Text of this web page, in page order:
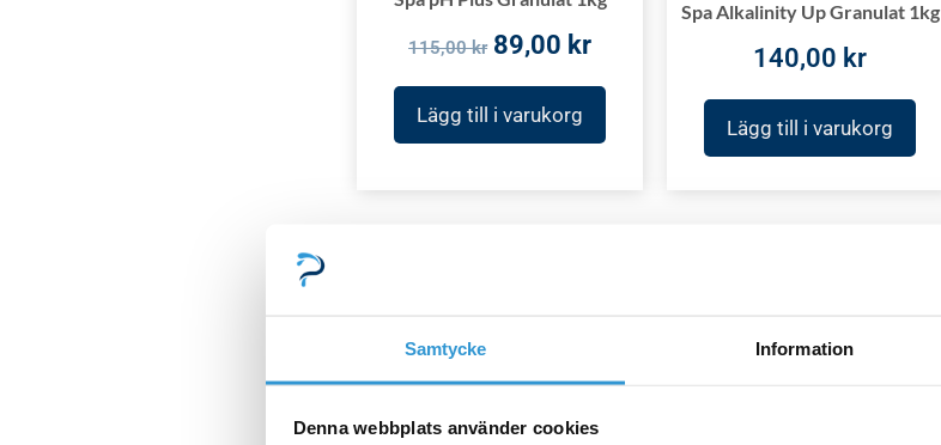
Samtycke Information
Denna webbplats använder cookies
115,00kr 89,00 kr
Lägg till i varukorg
Spa Alkalinity Up Granulat 1kg
140,00 kr
Lägg till i varukorg
Spakemikalier
Oxyplus activator Liquid (B)
var:
379,00 kr.340,00 kr.